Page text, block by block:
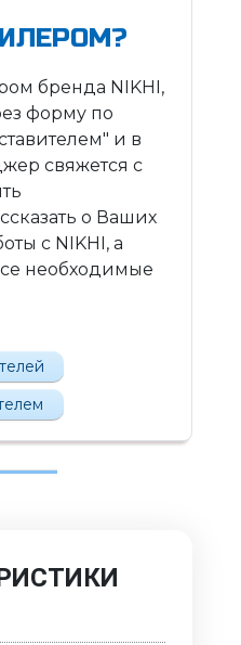
бренда NIKHI,
форму по
и в
свяжется с
о Ваших
с NIKHI, а
необходимые